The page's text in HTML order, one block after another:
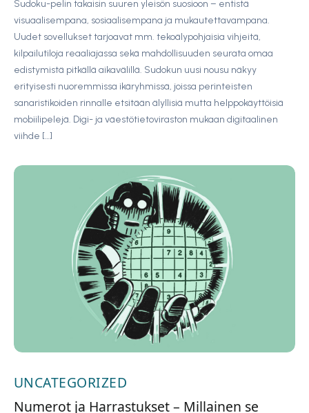
Sudoku-pelin takaisin suuren yleisön suosioon – entistä
visuaalisempana, sosiaalisempana ja mukautettavampana.
Uudet sovellukset tarjoavat mm. tekoälypohjaisia vihjeitä,
kilpailutiloja reaaliajassa sekä mahdollisuuden seurata omaa
edistymistä pitkällä aikavälillä. Sudokun uusi nousu näkyy
erityisesti nuoremmissa ikäryhmissä, joissa perinteisten
sanaristikoiden rinnalle etsitään älyllisiä mutta helppokäyttöisiä
mobiilipelejä. Digi- ja väestötietoviraston mukaan digitaalinen
viihde […]
UNCATEGORIZED
Numerot ja Harrastukset – Millainen se